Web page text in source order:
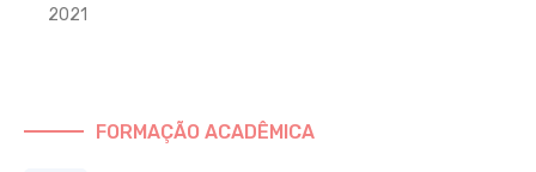
2021
FORMAÇÃO ACADÊMICA